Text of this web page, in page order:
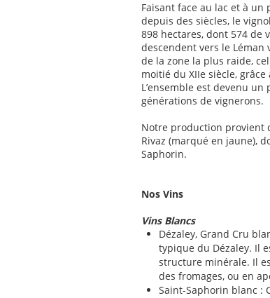
Faisant face au lac et à un
depuis des siècles, le
898 hectares, dont 574 de
descendent vers le Léman
de la zone la plus raide,
moitié du XIIe siècle,
L’ensemble est devenu
générations de vignerons.
Notre production provient
Rivaz (marqué en jaune),
Saphorin.
Nos Vins
Vins Blancs
Dézaley, Grand Cru
typique du Dézaley. Il
structure minérale. Il
des fromages, ou en
Saint-Saphorin blanc :